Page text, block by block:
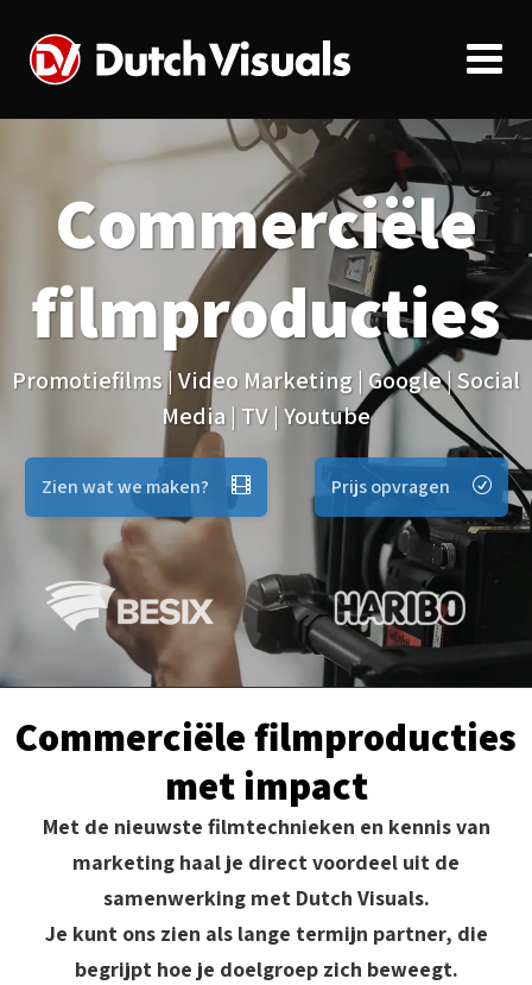
Commerciële
filmproducties
Promotiefilms | Video Marketing | Google | Social
Media | TV | Youtube
Zien wat we maken? Prijs opvragen
Commerciële filmproducties
met impact
Met de nieuwste filmtechnieken en kennis van
marketing haal je direct voordeel uit de
samenwerking met Dutch Visuals.
Je kunt ons zien als lange termijn partner, die
begrijpt hoe je doelgroep zich beweegt.